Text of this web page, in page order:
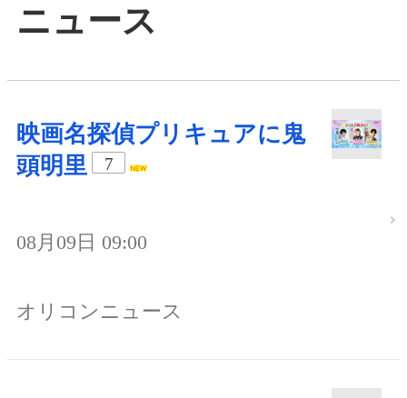
ニュース
映画名探偵プリキュアに鬼
頭明里
7
08月09日 09:00
オリコンニュース